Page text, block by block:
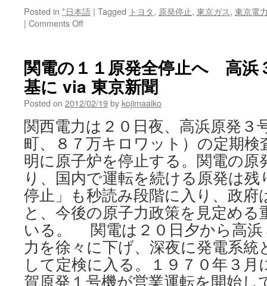
Posted in *日本語 | Tagged トヨタ, 原発停止, 東京ガス, 東京電
| Comments Offon
力
会
社
に
頼
ら
な
い
（原
発
停
止、
は
戦
う）
関電の１１原発全停止へ 高浜
基に via 東京新聞
Posted on 2012/02/19by kojimaaiko
関西電力は２０日夜、高浜原発３
町、８７万キロワット）の定期検
明に原子炉を停止する。関電の原
り、国内で運転を続ける原発は
停止」も秒読み段階に入り、政府
と、今後の原子力政策を見定め
いる。 関電は２０日夕から高浜
力を徐々に下げ、深夜に発電系統
して定検に入る。１９７０年３月
賀原発１号機が営業運転を開始し